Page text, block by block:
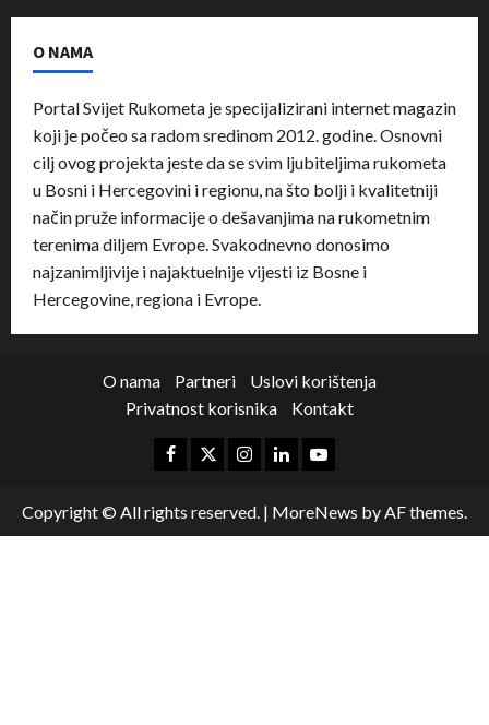
O NAMA
Portal Svijet Rukometa je specijalizirani internet magazin
koji je počeo sa radom sredinom 2012. godine. Osnovni
cilj ovog projekta jeste da se svim ljubiteljima rukometa
u Bosni i Hercegovini i regionu, na što bolji i kvalitetniji
način pruže informacije o dešavanjima na rukometnim
terenima diljem Evrope. Svakodnevno donosimo
najzanimljivije i najaktuelnije vijesti iz Bosne i
Hercegovine, regiona i Evrope.
O nama Partneri
Uslovi korištenja
Privatnost korisnika
Kontakt
Copyright © All rights reserved. | MoreNews by AF themes.